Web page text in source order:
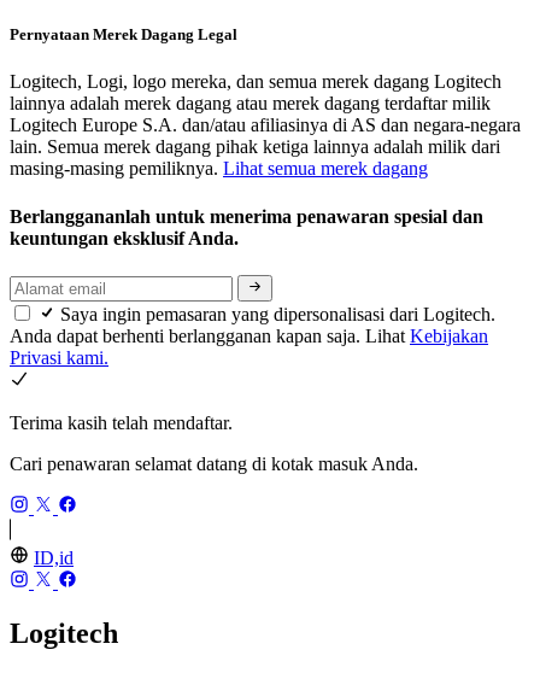
Pernyataan Merek Dagang Legal
Logitech, Logi, logo mereka, dan semua merek dagang Logitech
lainnya adalah merek dagang atau merek dagang terdaftar milik
Logitech Europe S.A. dan/atau afiliasinya di AS dan negara-negara
lain. Semua merek dagang pihak ketiga lainnya adalah milik dari
masing-masing pemiliknya. Lihat semua merek dagang
Berlanggananlah untuk menerima penawaran spesial dan
keuntungan eksklusif Anda.
Saya ingin pemasaran yang dipersonalisasi dari Logitech.
Anda dapat berhenti berlangganan kapan saja. Lihat Kebijakan
Privasi kami.
Terima kasih telah mendaftar.
Cari penawaran selamat datang di kotak masuk Anda.
ID,id
Logitech